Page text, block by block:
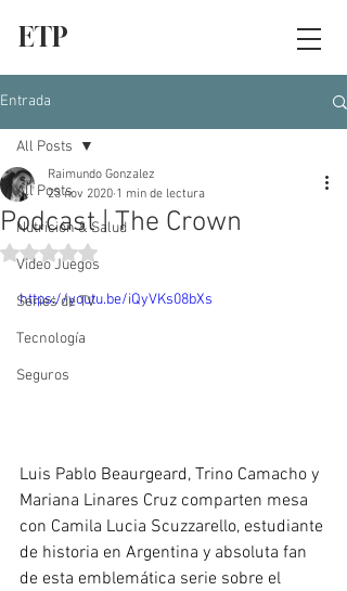
ETP
Entrada
All Posts
Nutrición & Salud
Video Juegos
Series de TV
Tecnología
Seguros
All Posts
Podcast | The Crown
Raimundo Gonzalez
23 nov 2020 1 min de lectura
Obtuvo NaN de 5 estrellas.
https://youtu.be/iQyVKs08bXs
Luis Pablo Beaurgeard, Trino Camacho y
Mariana Linares Cruz comparten mesa
con Camila Lucia Scuzzarello, estudiante
de historia en Argentina y absoluta fan
de esta emblemática serie sobre el